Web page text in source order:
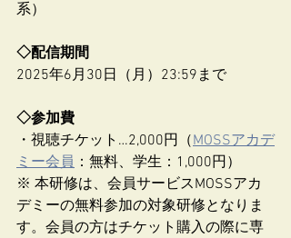
系）
◇配信期間
2025年6月30日（月）23:59まで
◇参加費
・視聴チケット…2,000円（MOSSアカデ
ミー会員 ：無料、学生：1,000円）
※ 本研修は、会員サービスMOSSアカ
デミーの無料参加の対象研修となりま
す。会員の方はチケット購入の際に専